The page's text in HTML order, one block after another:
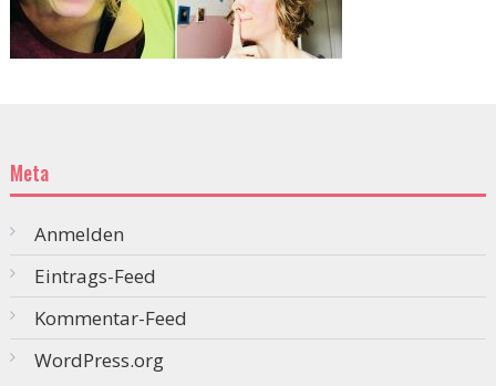
Meta
Anmelden
Eintrags-Feed
Kommentar-Feed
WordPress.org